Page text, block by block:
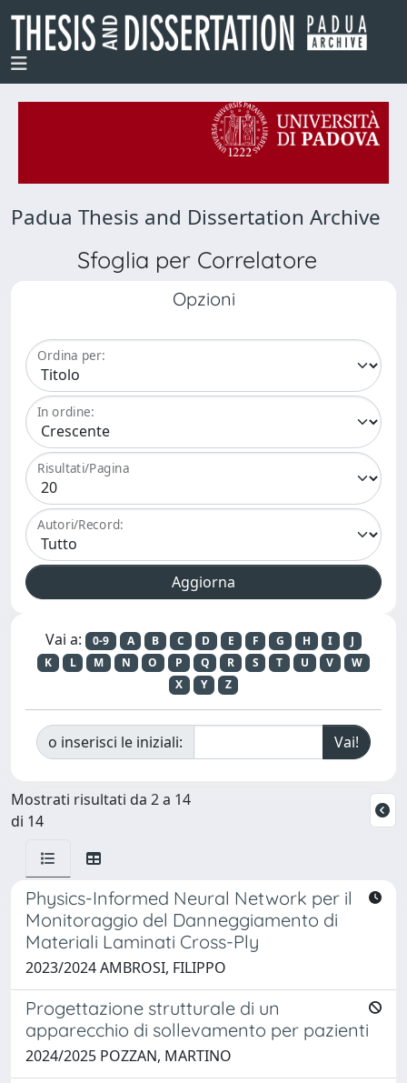
Padua Thesis and Dissertation Archive
Sfoglia per Correlatore
Opzioni
Ordina per:
In ordine:
Risultati/Pagina
Autori/Record:
Vai a: 0-9 A B C D E F G H I
J
K
L M N O P Q R S T U V
W
X
Y Z
o inserisci le iniziali:
Mostrati risultati da 2 a 14
di 14
Physics-Informed Neural Network per il
Monitoraggio del Danneggiamento di
Materiali Laminati Cross-Ply
2023/2024 AMBROSI, FILIPPO
Progettazione strutturale di un
apparecchio di sollevamento per pazienti
2024/2025 POZZAN, MARTINO